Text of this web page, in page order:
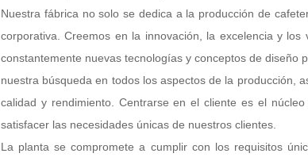
Nuestra fábrica no solo se dedica a la producción de
corporativa. Creemos en la innovación, la excelencia y
constantemente nuevas tecnologías y conceptos de diseño
nuestra búsqueda en todos los aspectos de la producción,
calidad y rendimiento. Centrarse en el cliente es el
satisfacer las necesidades únicas de nuestros clientes.
La planta se compromete a cumplir con los requisitos